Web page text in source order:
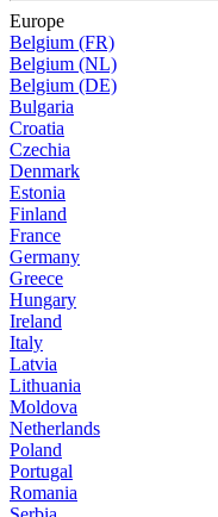
Europe
Belgium (FR)
Belgium (NL)
Belgium (DE)
Bulgaria
Croatia
Czechia
Denmark
Estonia
Finland
France
Germany
Greece
Hungary
Ireland
Italy
Latvia
Lithuania
Moldova
Netherlands
Poland
Portugal
Romania